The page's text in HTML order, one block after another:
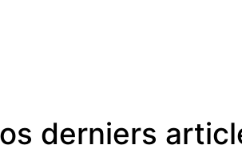
derniers